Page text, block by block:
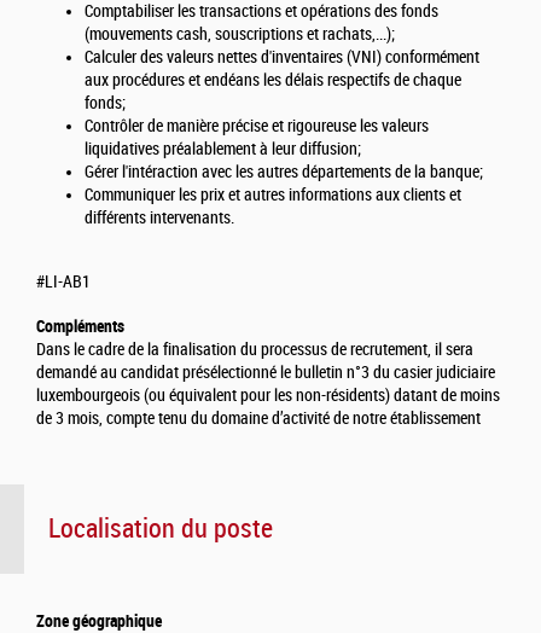
Comptabiliser les transactions et opérations des fonds
(mouvements cash, souscriptions et rachats,...);
Calculer des valeurs nettes d'inventaires (VNI) conformément
aux procédures et endéans les délais respectifs de chaque
fonds;
Contrôler de manière précise et rigoureuse les valeurs
liquidatives préalablement à leur diffusion;
Gérer l'intéraction avec les autres départements de la banque;
Communiquer les prix et autres informations aux clients et
différents intervenants.
#LI-AB1
Compléments
Dans le cadre de la finalisation du processus de recrutement, il sera
demandé au candidat présélectionné le bulletin n°3 du casier judiciaire
luxembourgeois (ou équivalent pour les non-résidents) datant de moins
de 3 mois, compte tenu du domaine d’activité de notre établissement
Localisation du poste
Zone géographique